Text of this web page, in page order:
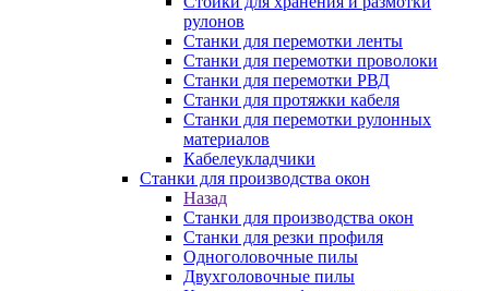
рулонов
Станки для перемотки ленты
Станки для перемотки проволоки
Станки для перемотки РВД
Станки для протяжки кабеля
Станки для перемотки рулонных
материалов
Кабелеукладчики
Станки для производства окон
Назад
Станки для производства окон
Станки для резки профиля
Одноголовочные пилы
Двухголовочные пилы